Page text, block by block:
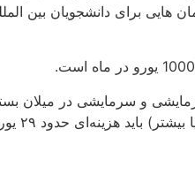
هایی برای دانشجویان بین
و سرمایشی در میلان بسته